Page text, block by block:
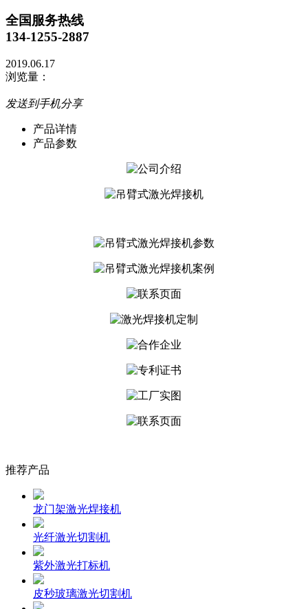
全国服务热线
134-1255-2887
2019.06.17
浏览量：
发送到手机分享
产品详情
产品参数
推荐产品
龙门架激光焊接机
光纤激光切割机
紫外激光打标机
皮秒玻璃激光切割机